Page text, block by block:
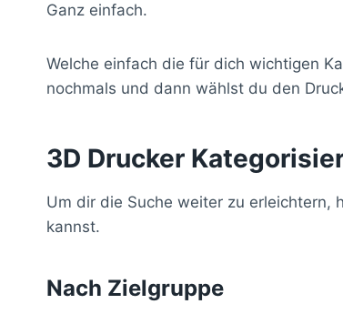
Ganz einfach.
Welche einfach die für dich wichtigen
nochmals und dann wählst du den
3D Drucker
Um dir die Suche weiter zu erleichtern,
kannst.
Nach Zielgruppe